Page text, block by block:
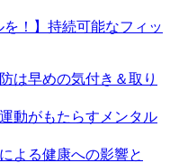
を！】持続可能なフィッ
は早めの気付き＆取り
動がもたらすメンタル
よる健康への影響と